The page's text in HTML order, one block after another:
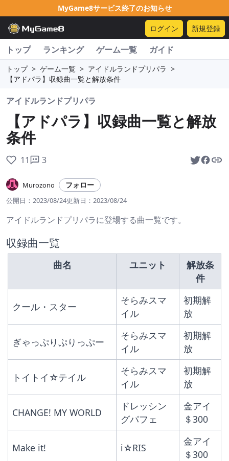
MyGame8サービス終了のお知らせ
ログイン 新規登録
トップ ランキング ゲーム一覧 ガイド
トップ > ゲーム一覧 > アイドルランドプリパラ >
【アドパラ】収録曲一覧と解放条件
アイドルランドプリパラ
【アドパラ】収録曲一覧と解放
条件
11 3
Murozono フォロー
公開日： 2023/08/24更新日： 2023/08/24
アイドルランドプリパラに登場する曲一覧です。
収録曲一覧
曲名 ユニット
解放条
件
クール・スター
そらみスマ
イル
初期解
放
ぎゃっぷりぷりっぷー
そらみスマ
イル
初期解
放
トイトイ☆テイル
そらみスマ
イル
初期解
放
CHANGE! MY WORLD
ドレッシン
グパフェ
金アイ
＄300
Make it! i☆RIS
金アイ
＄300